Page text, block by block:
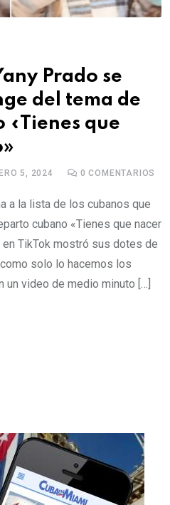
Prado se
del tema de
que
5, 2024 0 COMENTARIOS
a la lista de los cubanos que
cubano «Tienes que nacer
TikTok mostró sus dotes de
solo lo hacemos los
un video de medio minuto […]